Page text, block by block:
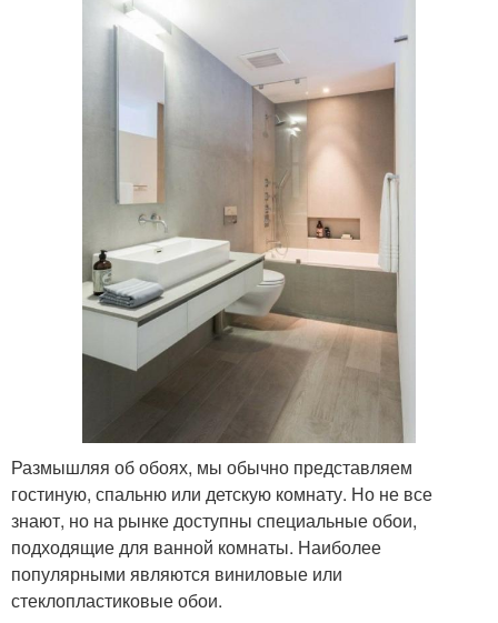
Размышляя об обоях, мы обычно представляем
гостиную, спальню или детскую комнату. Но не все
знают, но на рынке доступны специальные обои,
подходящие для ванной комнаты. Наиболее
популярными являются виниловые или
стеклопластиковые обои.